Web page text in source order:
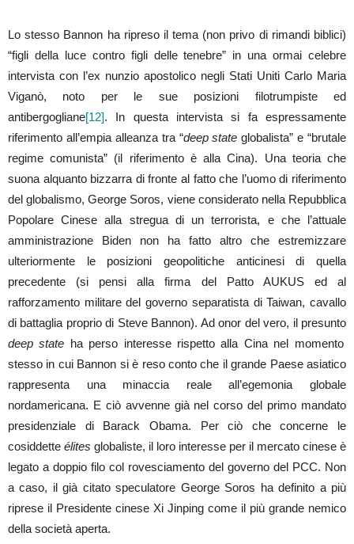
Lo stesso Bannon ha ripreso il tema (non privo di rimandi biblici)
“figli della luce contro figli delle tenebre” in una ormai celebre
intervista con l’ex nunzio apostolico negli Stati Uniti Carlo Maria
Viganò, noto per le sue posizioni filotrumpiste ed
antibergogliane[12]. In questa intervista si fa espressamente
riferimento all’empia alleanza tra “deep state globalista” e “brutale
regime comunista” (il riferimento è alla Cina). Una teoria che
suona alquanto bizzarra di fronte al fatto che l’uomo di riferimento
del globalismo, George Soros, viene considerato nella Repubblica
Popolare Cinese alla stregua di un terrorista, e che l’attuale
amministrazione Biden non ha fatto altro che estremizzare
ulteriormente le posizioni geopolitiche anticinesi di quella
precedente (si pensi alla firma del Patto AUKUS ed al
rafforzamento militare del governo separatista di Taiwan, cavallo
di battaglia proprio di Steve Bannon). Ad onor del vero, il presunto
deep state ha perso interesse rispetto alla Cina nel momento
stesso in cui Bannon si è reso conto che il grande Paese asiatico
rappresenta una minaccia reale all’egemonia globale
nordamericana. E ciò avvenne già nel corso del primo mandato
presidenziale di Barack Obama. Per ciò che concerne le
cosiddette élites globaliste, il loro interesse per il mercato cinese è
legato a doppio filo col rovesciamento del governo del PCC. Non
a caso, il già citato speculatore George Soros ha definito a più
riprese il Presidente cinese Xi Jinping come il più grande nemico
della società aperta.